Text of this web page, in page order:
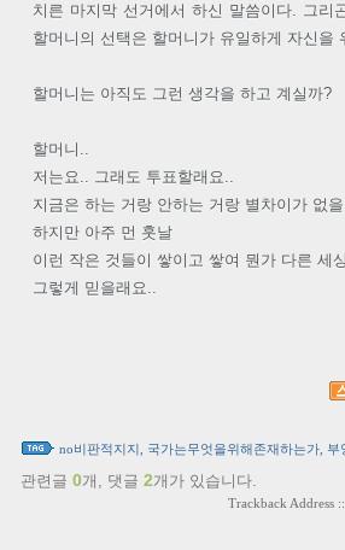
치른 마지막 선거에서 하신 말씀이다. 그리
할머니의 선택은 할머니가 유일하게 자신을
할머니는 아직도 그런 생각을 하고 계실까?
할머니..
저는요.. 그래도 투표할래요..
지금은 하는 거랑 안하는 거랑 별차이가 없
하지만 아주 먼 훗날
이런 작은 것들이 쌓이고 쌓여 뭔가 다른 세
그렇게 믿을래요..
no비판적지지 국가는무엇을위해존재하는가 부
관련글 0개, 댓글 2개가 있습니다.
Trackback Address ::